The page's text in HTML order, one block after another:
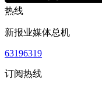
热线
新报业媒体总机
63196319
订阅热线